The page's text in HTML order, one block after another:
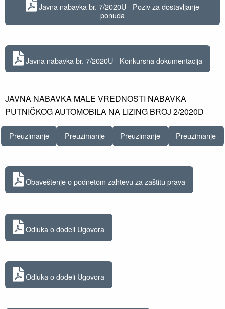
Javna nabavka br. 7/2020U - Poziv za dostavljanje
ponuda
Javna nabavka br. 7/2020U - Konkursna dokumentacija
JAVNA NABAVKA MALE VREDNOSTI NABAVKA
PUTNIČKOG AUTOMOBILA NA LIZING BROJ 2/2020D
Preuzimanje Preuzimanje Preuzimanje Preuzimanje
Obaveštenje o podnetom zahtevu za zaštitu prava
Odluka o dodeli Ugovora
Odluka o dodeli Ugovora